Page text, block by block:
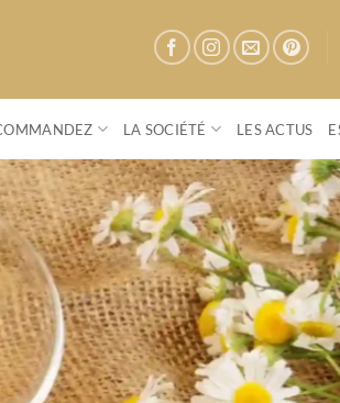
LA SOCIÉTÉ LES ACTUS
Café
une vente privée